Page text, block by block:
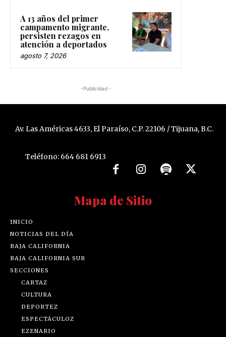
A 13 años del primer
campamento migrante,
persisten rezagos en
atención a deportados
agosto 7, 2026
-Publicidad -
Av. Las Américas 4633, El Paraíso, C.P. 22106 / Tijuana, B.C.
Teléfono: 664 681 6913
Mapa de Sitio
INICIO
NOTICIAS DEL DÍA
BAJA CALIFORNIA
BAJA CALIFORNIA SUR
SECCIONES
CARTAZ
CULTURA
DEPORTEZ
ESPECTÁCULOZ
EZENARIO